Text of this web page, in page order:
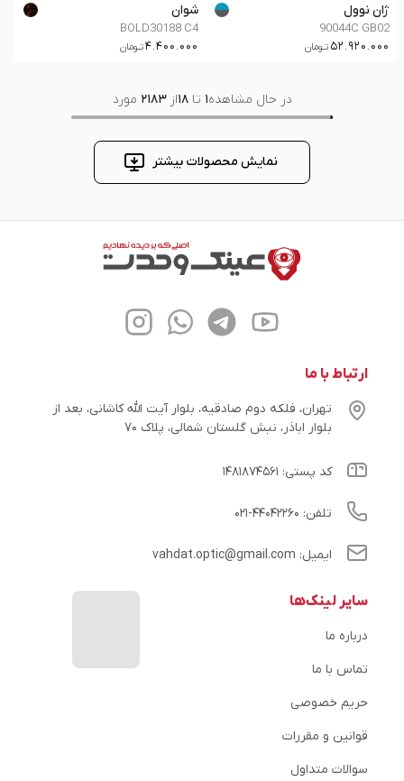
ژان نوول
90044C GB02
52.920.000 تــومان
شوان
BOLD30188 C4
4.400.000تــومان
در حال مشاهده1 تا18از2183 مورد
نمایش محصولات بیشتر
ارتباط با ما
تهران، فلکه دوم صادقیه، بلوار آیت الله کاشانی، بعد از
بلوار اباذر، نبش گلستان شمالی، پلاک ۷۰
کد پستی: ۱۴۸۱۸۷۴۵۶۱
تلفن: ۴۴۰۴۲۲۶۰-۰۲۱
ایمیل: vahdat.optic@gmail.com
سایر لینک‌ها
درباره ما
تماس با ما
حریم خصوصی
قوانین و مقررات
سوالات متداول